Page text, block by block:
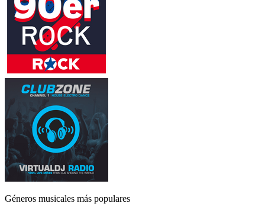
Géneros musicales más populares